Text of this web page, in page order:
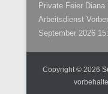
Private Feier Diana
Arbeitsdienst
September 2026
Copyright © 2026